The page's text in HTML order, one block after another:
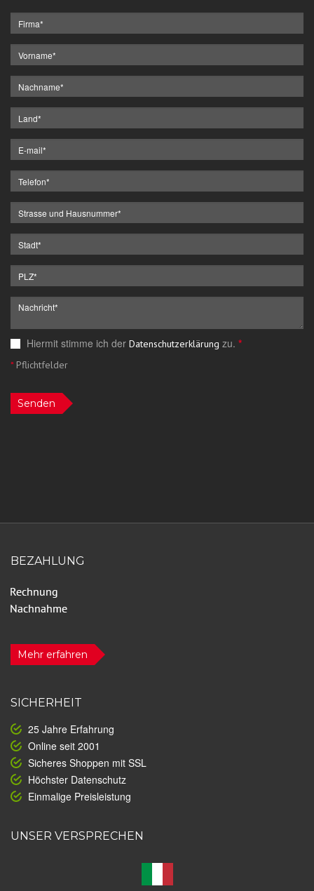
Hiermit stimme ich der Datenschutzerklärung zu. *
*Pflichtfelder
Senden
BEZAHLUNG
Mehr erfahren
SICHERHEIT
25 Jahre Erfahrung
Online seit 2001
Sicheres Shoppen mit SSL
Höchster Datenschutz
Einmalige Preisleistung
UNSER VERSPRECHEN